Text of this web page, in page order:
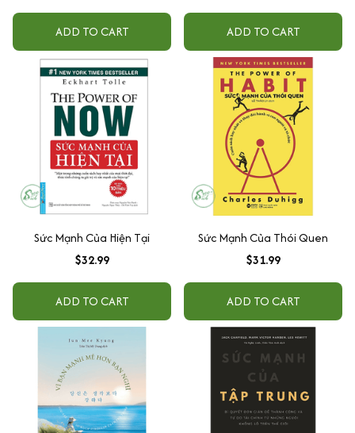
ADD TO CART ADD TO CART
Sức Mạnh Của Hiện Tại
$32.99
ADD TO CART
Sức Mạnh Của Thói Quen
$31.99
ADD TO CART